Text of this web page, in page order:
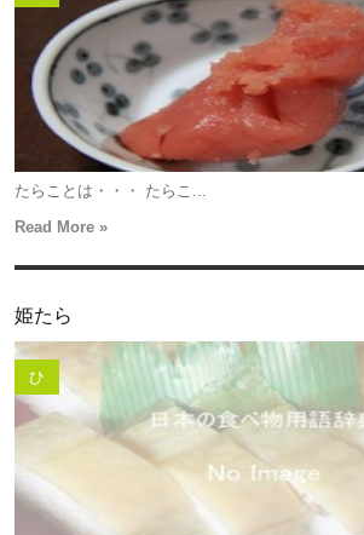
たらことは・・・ たらこ...
Read More »
姫たら
ひ